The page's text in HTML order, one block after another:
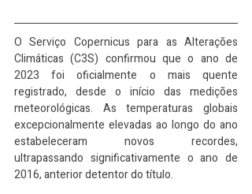
O Serviço Copernicus para as Alterações
Climáticas (C3S) confirmou que o ano de
2023 foi oficialmente o mais quente
registrado, desde o início das medições
meteorológicas. As temperaturas globais
excepcionalmente elevadas ao longo do ano
estabeleceram novos recordes,
ultrapassando significativamente o ano de
2016, anterior detentor do título.